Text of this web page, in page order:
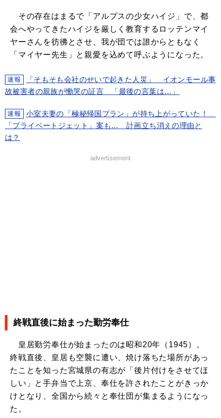
その存在はまるで「アルプスの少女ハイジ」で、都
会へやってきたハイジを厳しく教育するロッテンマイ
ヤーさんを彷彿とさせ、我が団では誰からともなく
「マイヤー先生」と親愛を込めて呼ぶようになった。
速報
「そもそも会社のせいで起きた人災」 イオンモール事
故被害者の親族が慟哭の証言 「最後の言葉は…」
速報
小室夫妻の「極秘帰国プラン」が持ち上がっていた！
「プライベートジェット」案も… 計画立ち消えの理由と
は？
advertisement
終戦直後に始まった勤労奉仕
皇居勤労奉仕が始まったのは昭和20年（1945）。
終戦直後、皇居も空襲に遭い、焼け落ちた場所があっ
たことを知った宮城県の有志が「後片付けをさせてほ
しい」と手弁当で上京、奉仕を許されたことがきっか
けとなり、全国から続々と奉仕団が集まるようになっ
た。